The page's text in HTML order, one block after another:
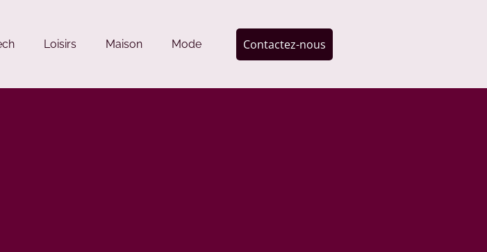
Loisirs Maison Mode Contactez-nous